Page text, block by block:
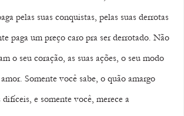
pelas suas conquistas, pelas suas derrotas
paga um preço caro pra ser derrotado. Não
o seu coração, as suas ações, o seu modo
Somente você sabe, o quão amargo
e somente você, merece a